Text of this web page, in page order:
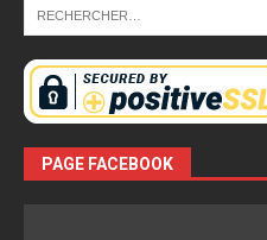
PAGE FACEBOOK